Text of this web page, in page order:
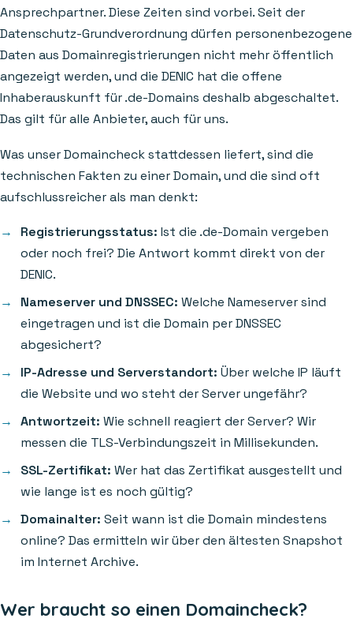
Ansprechpartner. Diese Zeiten sind vorbei. Seit der
Datenschutz-Grundverordnung dürfen personenbezogene
Daten aus Domainregistrierungen nicht mehr öffentlich
angezeigt werden, und die DENIC hat die offene
Inhaberauskunft für .de-Domains deshalb abgeschaltet.
Das gilt für alle Anbieter, auch für uns.
Was unser Domaincheck stattdessen liefert, sind die
technischen Fakten zu einer Domain, und die sind oft
aufschlussreicher als man denkt:
Registrierungsstatus: Ist die .de-Domain vergeben
oder noch frei? Die Antwort kommt direkt von der
DENIC.
Nameserver und DNSSEC: Welche Nameserver sind
eingetragen und ist die Domain per DNSSEC
abgesichert?
IP-Adresse und Serverstandort: Über welche IP läuft
die Website und wo steht der Server ungefähr?
Antwortzeit: Wie schnell reagiert der Server? Wir
messen die TLS-Verbindungszeit in Millisekunden.
SSL-Zertifikat: Wer hat das Zertifikat ausgestellt und
wie lange ist es noch gültig?
Domainalter: Seit wann ist die Domain mindestens
online? Das ermitteln wir über den ältesten Snapshot
im Internet Archive.
Wer braucht so einen Domaincheck?